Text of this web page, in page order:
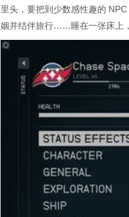
里头，要把到少数感性趣的
姻并结伴旅行……睡在一张床上